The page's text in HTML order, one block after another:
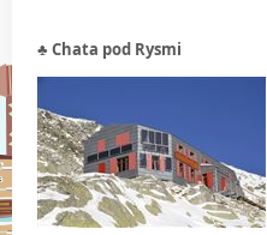
♣ Chata pod Rysmi